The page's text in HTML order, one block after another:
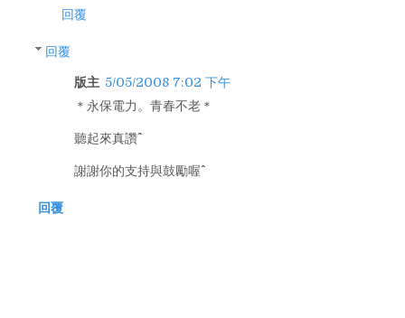
回覆
回覆
版主 5/05/2008 7:02 下午
＊永保電力。青春不老＊
聽起來真讚^^
謝謝你的支持與鼓勵喔^^
回覆